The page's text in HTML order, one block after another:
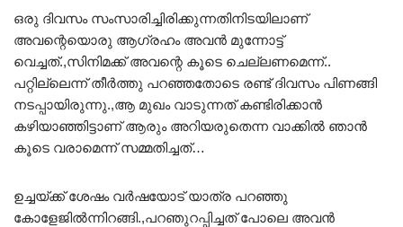
ഒരു ദിവസം സംസാരിച്ചിരിക്കുന്നതിനിടയിലാണ്
അവന്റെയൊരു ആഗ്രഹം അവൻ മുന്നോട്ട്
വെച്ചത്.,സിനിമക്ക് അവന്റെ കൂടെ ചെല്ലണമെന്ന്..
പറ്റില്ലെന്ന് തീർത്തു പറഞ്ഞതോടെ രണ്ട് ദിവസം പിണങ്ങി
നടപ്പായിരുന്നു.,ആ മുഖം വാടുന്നത് കണ്ടിരിക്കാൻ
കഴിയാഞ്ഞിട്ടാണ് ആരും അറിയരുതെന്ന വാക്കിൽ ഞാൻ
കൂടെ വരാമെന്ന് സമ്മതിച്ചത്…
ഉച്ചയ്ക്ക് ശേഷം വർഷയോട് യാത്ര പറഞ്ഞു
കോളേജിൽന്നിറങ്ങി.,പറഞുറപ്പിച്ചത് പോലെ അവൻ